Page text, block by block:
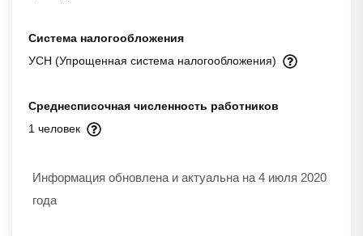
Система налогообложения
УСН (Упрощенная система налогообложения)
Среднесписочная численность работников
1 человек
Информация обновлена и актуальна на 4 июля 2020
года